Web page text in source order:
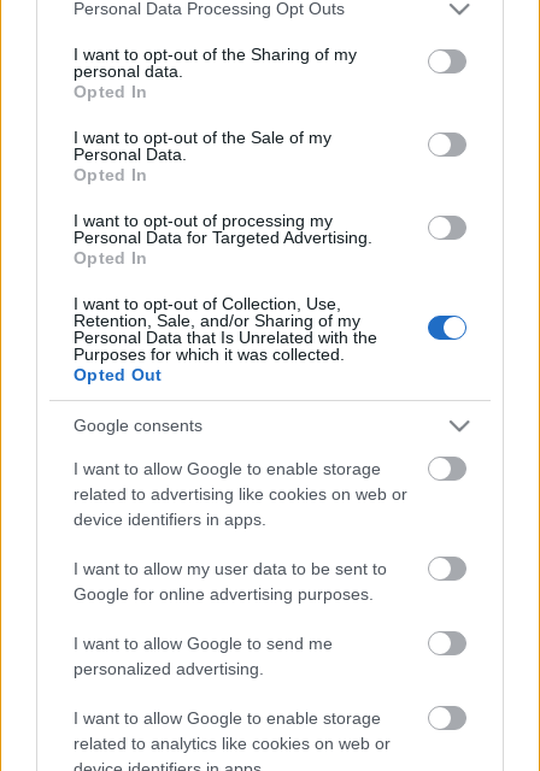
not limited to your visit or usage behaviour. You may click to
grant or deny consent to Google and its third-party tags to
use your data for below specified purposes in below Google
consent section.
Personal Data Processing Opt Outs
I want to opt-out of the Sharing of my
personal data.
Opted In
I want to opt-out of the Sale of my
Personal Data.
Opted In
I want to opt-out of processing my
Personal Data for Targeted Advertising.
Opted In
I want to opt-out of Collection, Use,
Retention, Sale, and/or Sharing of my
Personal Data that Is Unrelated with the
Purposes for which it was collected.
Opted Out
Google consents
I want to allow Google to enable storage
related to advertising like cookies on web or
device identifiers in apps.
I want to allow my user data to be sent to
Google for online advertising purposes.
I want to allow Google to send me
personalized advertising.
I want to allow Google to enable storage
related to analytics like cookies on web or
30 Οκτωβρίου 2024, 13:17
και για τον χειμώνα και...
Food & Travel
Τρίκαλα Κορινθίας: 5 ταβέρνες για εξαιρετικό φαγητό
13 Φεβρουαρίου 2024, 15:01
Τα Τρίκαλα Κορινθίας είναι ένας από τους καλύτερους προορισμούς για όλο
το χρόνο αλλά ιδιαίτερα το...
Τρίκαλα Κορινθίας: Ένας value for money πολυτελής ξενώνας
με σουίτες και βαθμολογία 9,9 – Από τον Τάσο Δούση